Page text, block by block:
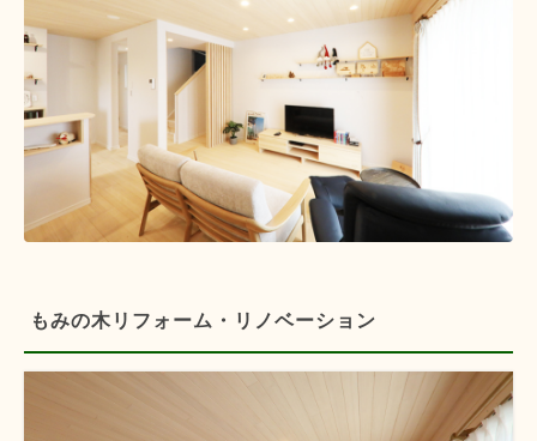
もみの木リフォーム・リノベーション